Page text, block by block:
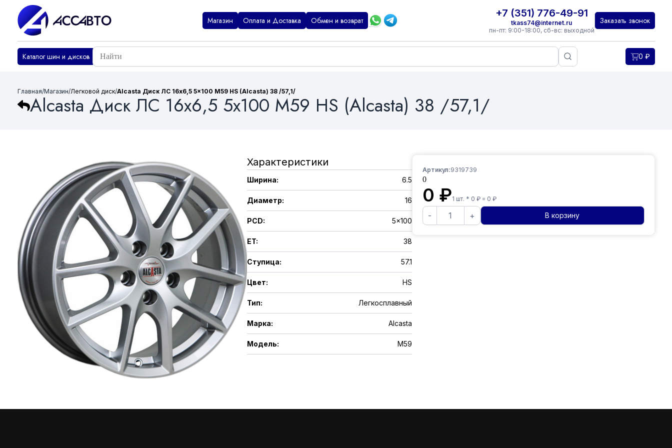
Магазин Оплата и Доставка Обмен и возврат
+7 (351) 776-49-91
tkass74@internet.ru
пн-пт: 9:00-18:00, сб-вс: выходной
Заказать звонок
Каталог шин и дисков 0 ₽
Главная/Магазин/Легковой диск/Alcasta Диск ЛС 16x6,5 5x100 M59 HS (Alcasta) 38 /57,1/
Alcasta Диск ЛС 16x6,5 5x100 M59 HS (Alcasta) 38 /57,1/
Характеристики
Ширина: 6.5
Диаметр: 16
PCD: 5x100
ET: 38
Ступица: 57.1
Цвет: HS
Тип: Легкосплавный
Марка: Alcasta
Модель: M59
Артикул:9319739
0
0 ₽1 шт. * 0 ₽ = 0 ₽
- + В корзину